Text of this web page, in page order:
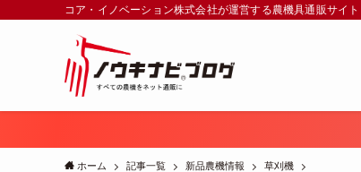
コア・イノベーション株式会社が運営する農機具通販サイ
ホーム 記事一覧 新品農機情報 草刈機